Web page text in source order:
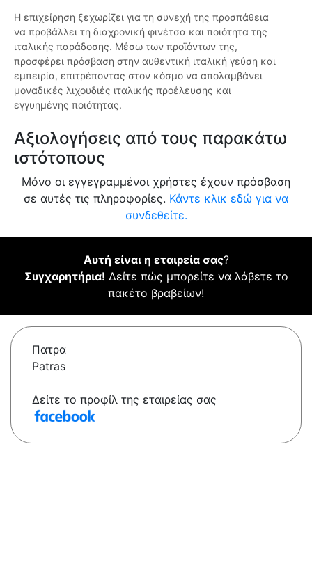
Η επιχείρηση ξεχωρίζει για τη συνεχή της προσπάθεια
να προβάλλει τη διαχρονική φινέτσα και ποιότητα της
ιταλικής παράδοσης. Μέσω των προϊόντων της,
προσφέρει πρόσβαση στην αυθεντική ιταλική γεύση και
εμπειρία, επιτρέποντας στον κόσμο να απολαμβάνει
μοναδικές λιχουδιές ιταλικής προέλευσης και
εγγυημένης ποιότητας.
Αξιολογήσεις από τους παρακάτω
ιστότοπους
Μόνο οι εγγεγραμμένοι χρήστες έχουν πρόσβαση
σε αυτές τις πληροφορίες. Κάντε κλικ εδώ για να
συνδεθείτε.
Αυτή είναι η εταιρεία σας?
Συγχαρητήρια! Δείτε πώς μπορείτε να λάβετε το
πακέτο βραβείων!
Πατρα
Patras
Δείτε το προφίλ της εταιρείας σας